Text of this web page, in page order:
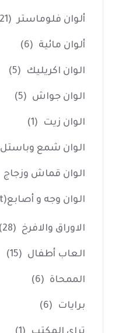
ألوان فلوماستر (21)
ألوان مائية (6)
الوان اكريليك (5)
الوان جواش (5)
الوان زيت (1)
الوان شمع وباستل
الوان قماش وزجاج
الوان وجه و أصابع(finger &face paint)
الاوراق والافرخ (28)
العاب أطفال (15)
الممحاة (6)
برايات (6)